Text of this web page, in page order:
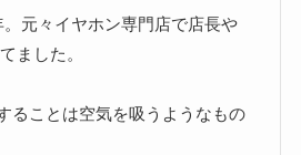
元々イヤホン専門店で店長や
ました。
ることは空気を吸うようなもの